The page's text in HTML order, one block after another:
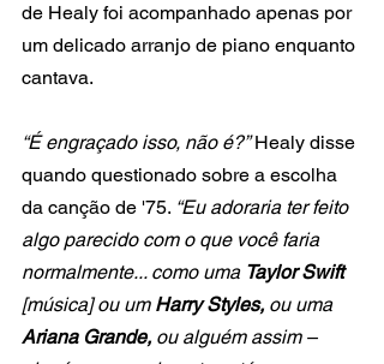
de Healy foi acompanhado apenas por
um delicado arranjo de piano enquanto
cantava.
“É engraçado isso, não é?” Healy disse
quando questionado sobre a escolha
da canção de '75. “Eu adoraria ter feito
algo parecido com o que você faria
normalmente... como uma Taylor Swift
[música] ou um Harry Styles, ou uma
Ariana Grande, ou alguém assim –